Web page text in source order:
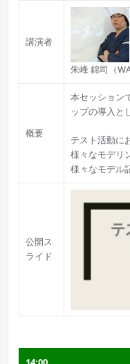
講演者
朱峰 錦司（
概要
本セッション
ップの導入と
テスト活動に
様々なモデリ
様々なモデル
公開ス
ライド